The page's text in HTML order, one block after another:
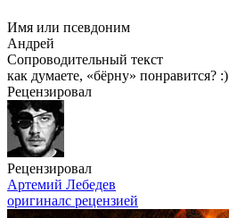
Имя или псевдоним
Андрей
Сопроводительный текст
как думаете, «бёрну» понравится? :)
Рецензировал
Рецензировал
Артемий Лебедев
оригиналс рецензией